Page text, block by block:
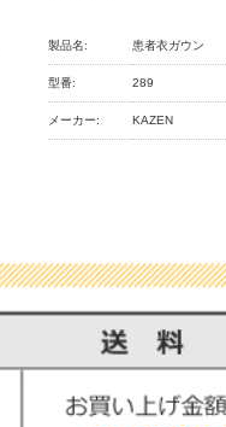
製品名: 患者衣ガウン
型番: 289
メーカー: KAZEN